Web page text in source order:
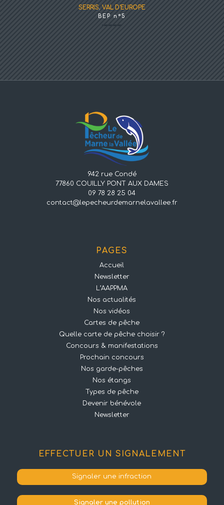
SERRIS, VAL D'EUROPE
BEP n°5
942 rue Condé
77860 COUILLY PONT AUX DAMES
09 78 28 25 04
contact@lepecheurdemarnelavallee.fr
PAGES
Accueil
Newsletter
L’AAPPMA
Nos actualités
Nos vidéos
Cartes de pêche
Quelle carte de pêche choisir ?
Concours & manifestations
Prochain concours
Nos garde-pêches
Nos étangs
Types de pêche
Devenir bénévole
Newsletter
EFFECTUER UN SIGNALEMENT
Signaler une infraction
Signaler une pollution